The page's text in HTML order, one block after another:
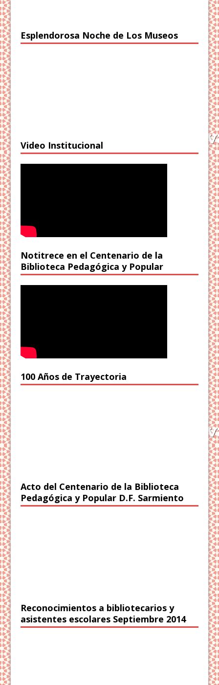
Esplendorosa Noche de Los Museos
Video Institucional
Notitrece en el Centenario de la
Biblioteca Pedagógica y Popular
100 Años de Trayectoria
Acto del Centenario de la Biblioteca
Pedagógica y Popular D.F. Sarmiento
Reconocimientos a bibliotecarios y
asistentes escolares Septiembre 2014